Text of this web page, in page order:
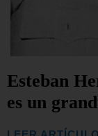
Esteban
es un